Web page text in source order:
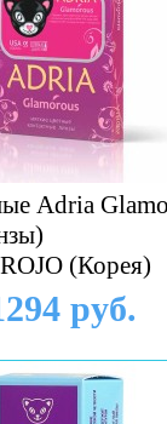
Adria
(Корея)
руб.